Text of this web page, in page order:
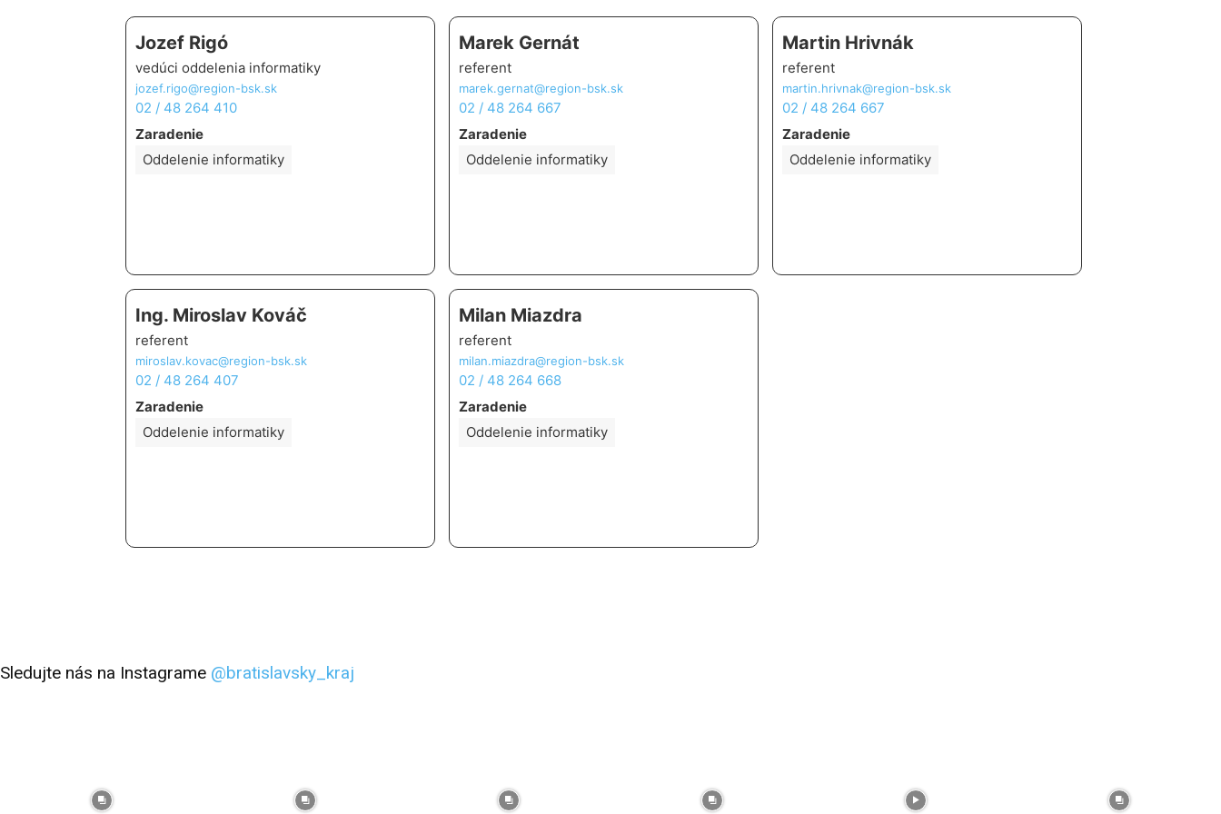
Jozef Rigó
vedúci oddelenia informatiky
jozef.rigo@region-bsk.sk
02 / 48 264 410
Zaradenie
Oddelenie informatiky
Marek Gernát
referent
marek.gernat@region-bsk.sk
02 / 48 264 667
Zaradenie
Oddelenie informatiky
Martin Hrivnák
referent
martin.hrivnak@region-bsk.sk
02 / 48 264 667
Zaradenie
Oddelenie informatiky
Ing. Miroslav Kováč
referent
miroslav.kovac@region-bsk.sk
02 / 48 264 407
Zaradenie
Oddelenie informatiky
Milan Miazdra
referent
milan.miazdra@region-bsk.sk
02 / 48 264 668
Zaradenie
Oddelenie informatiky
Sledujte nás na Instagrame @bratislavsky_kraj